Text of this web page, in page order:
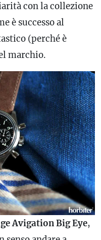
con la collezione
è successo al
(perché è
marchio.
Avigation Big Eye,